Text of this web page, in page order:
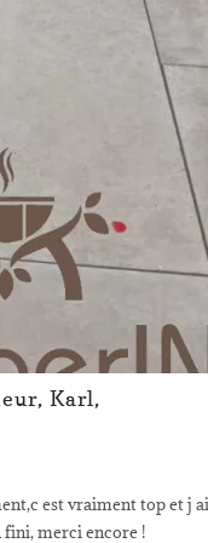
Karl,
est vraiment top et j ai
fini, merci encore !